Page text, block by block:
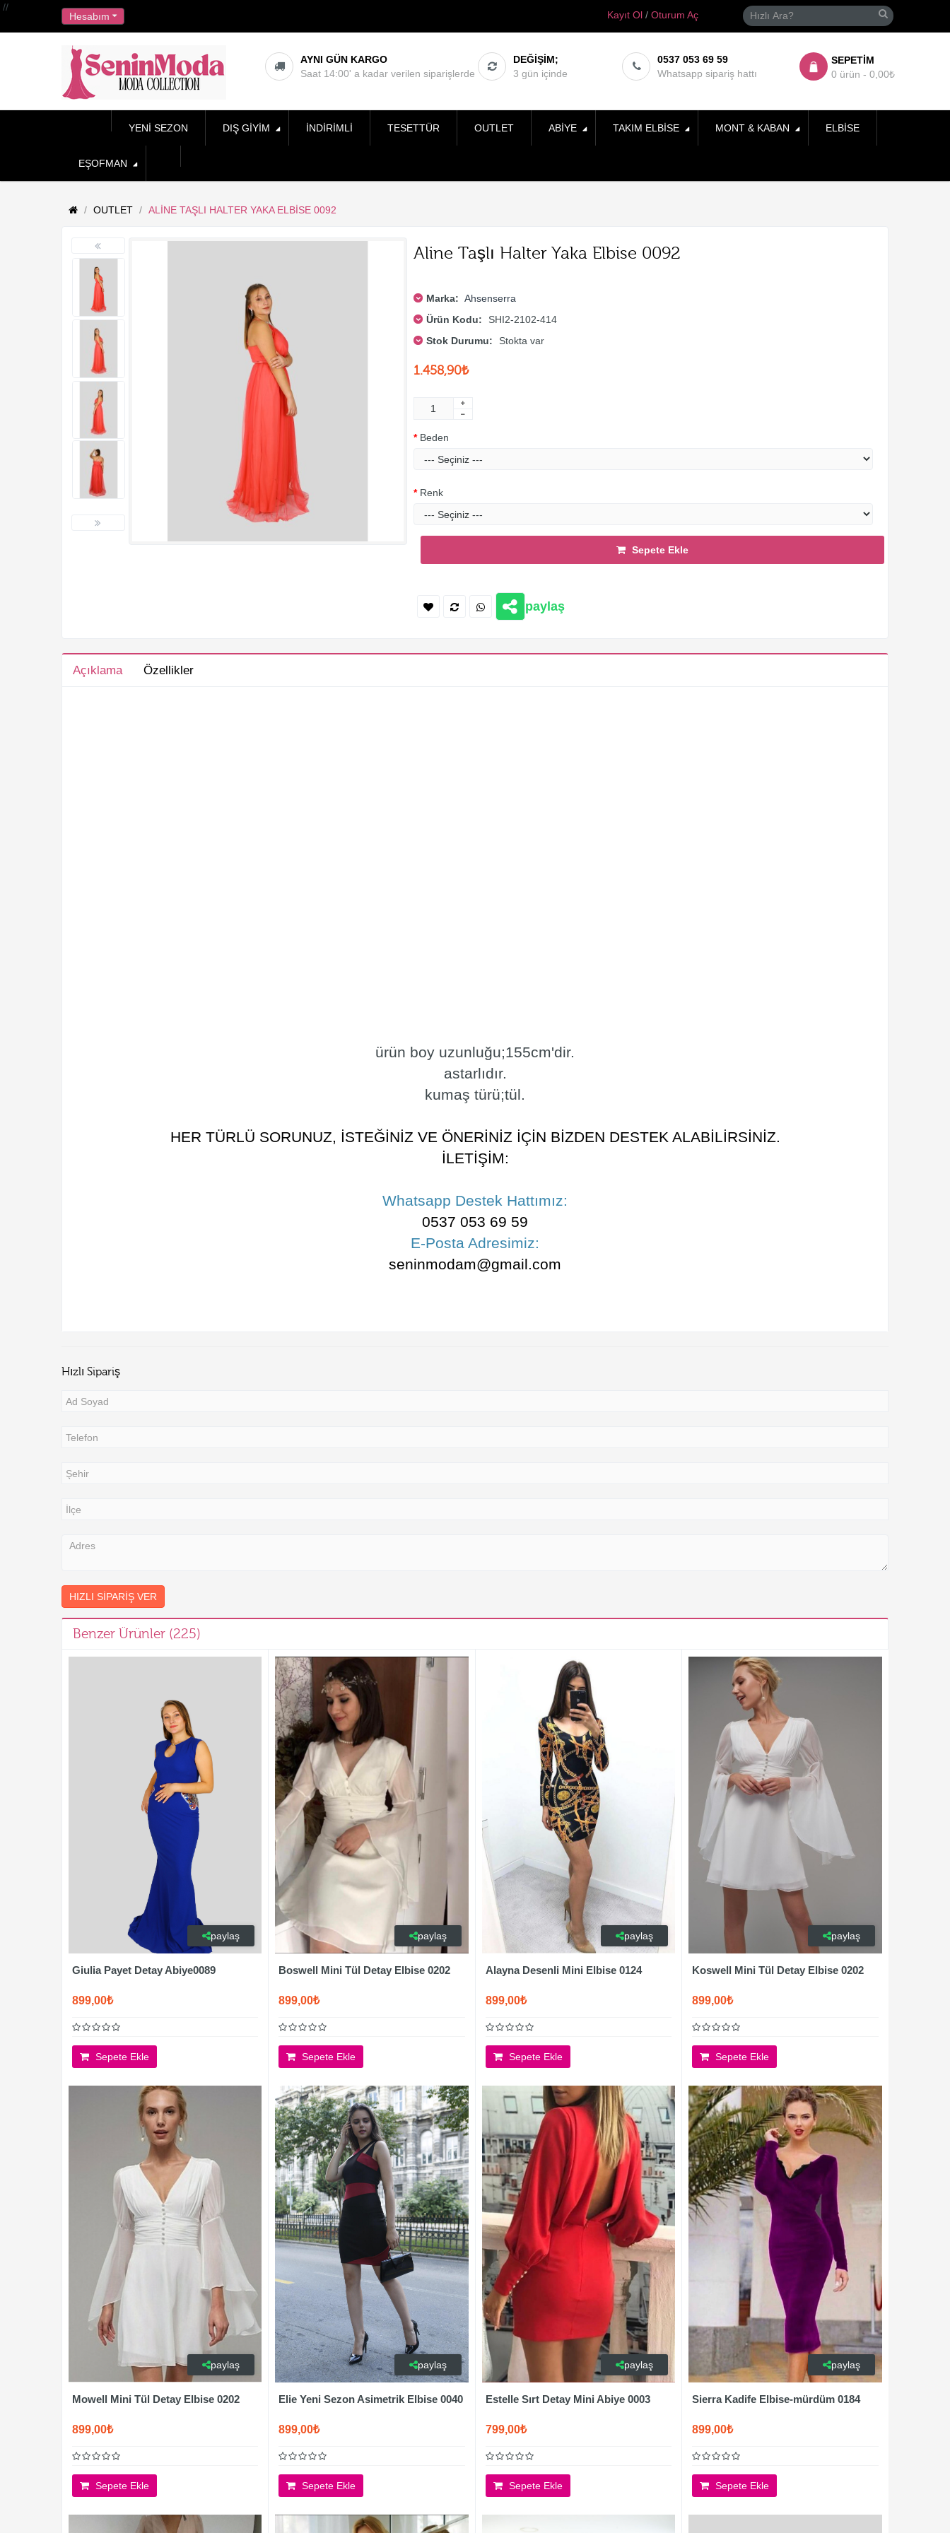
//
Hesabım
Kayıt Ol/ Oturum Aç
AYNI GÜN KARGO
Saat 14:00' a kadar verilen siparişlerde
DEĞIŞIM;
3 gün içinde
0537 053 69 59
Whatsapp sipariş hattı
SEPETIM
0 ürün - 0,00₺
YENI SEZON DIŞ GIYIM İNDIRIMLI TESETTÜR OUTLET ABIYE TAKIM ELBISE MONT & KABAN ELBISE
EŞOFMAN
OUTLET ALINE TAŞLI HALTER YAKA ELBISE 0092
Aline Taşlı Halter Yaka Elbise 0092
Marka: Ahsenserra
Ürün Kodu:
SHI2-2102-414
Stok Durumu:
Stokta var
1.458,90₺
Beden
Renk
Sepete Ekle
paylaş
Açıklama Özellikler
ürün boy uzunluğu;155cm'dir.
astarlıdır.
kumaş türü;tül.
HER TÜRLÜ SORUNUZ, İSTEĞİNİZ VE ÖNERİNİZ İÇİN BİZDEN DESTEK ALABİLİRSİNİZ.
İLETİŞİM:
Whatsapp Destek Hattımız:
0537 053 69 59
E-Posta Adresimiz:
seninmodam@gmail.com
Hızlı Sipariş
HIZLI SIPARIŞ VER
Benzer Ürünler (225)
paylaş
Giulia Payet Detay Abiye0089
899,00₺
Sepete Ekle
paylaş
Boswell Mini Tül Detay Elbise 0202
899,00₺
Sepete Ekle
paylaş
Alayna Desenli Mini Elbise 0124
899,00₺
Sepete Ekle
paylaş
Koswell Mini Tül Detay Elbise 0202
899,00₺
Sepete Ekle
paylaş
Mowell Mini Tül Detay Elbise 0202
899,00₺
Sepete Ekle
paylaş
Elie Yeni Sezon Asimetrik Elbise 0040
899,00₺
Sepete Ekle
paylaş
Estelle Sırt Detay Mini Abiye 0003
799,00₺
Sepete Ekle
paylaş
Sierra Kadife Elbise-mürdüm 0184
899,00₺
Sepete Ekle